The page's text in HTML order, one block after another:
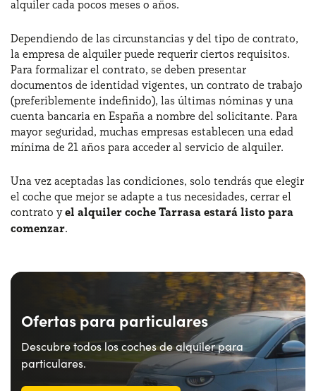
alquiler cada pocos meses o años.
Dependiendo de las circunstancias y del tipo de contrato,
la empresa de alquiler puede requerir ciertos requisitos.
Para formalizar el contrato, se deben presentar
documentos de identidad vigentes, un contrato de trabajo
(preferiblemente indefinido), las últimas nóminas y una
cuenta bancaria en España a nombre del solicitante. Para
mayor seguridad, muchas empresas establecen una edad
mínima de 21 años para acceder al servicio de alquiler.
Una vez aceptadas las condiciones, solo tendrás que elegir
el coche que mejor se adapte a tus necesidades, cerrar el
contrato yel alquiler coche Tarrasa estará listo para
comenzar.
Ofertas para particulares
Descubre todos los coches de alquiler para
particulares.